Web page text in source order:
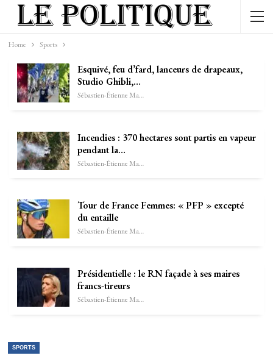
Home Sports
Esquivé, feu d’fard, lanceurs de drapeaux,
Studio Ghibli,…
Sébastien-Étienne Marechal
Incendies : 370 hectares sont partis en vapeur
pendant la…
Sébastien-Étienne Marechal
Tour de France Femmes: « PFP » excepté
du entaille
Sébastien-Étienne Marechal
Présidentielle : le RN façade à ses maires
francs-tireurs
Sébastien-Étienne Marechal
SPORTS